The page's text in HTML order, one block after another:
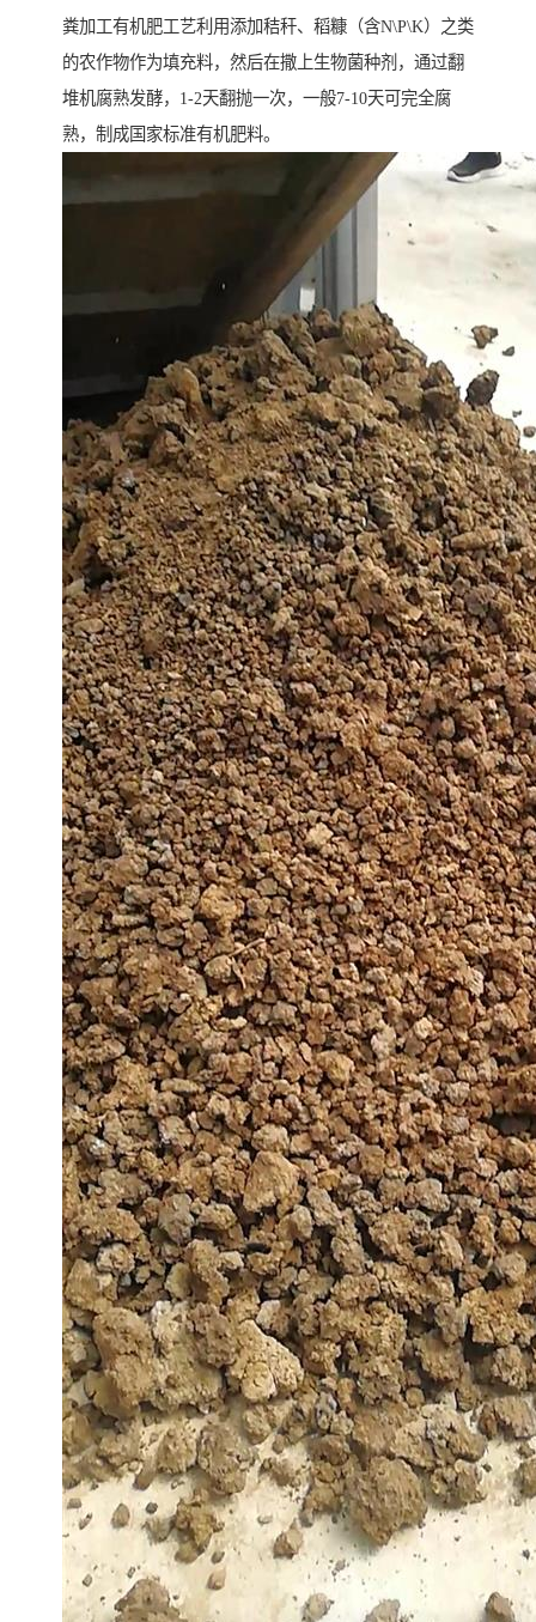
粪加工有机肥工艺利用添加秸秆、稻糠（含N\P\K）之类
的农作物作为填充料，然后在撒上生物菌种剂，通过翻
堆机腐熟发酵，1-2天翻抛一次，一般7-10天可完全腐
熟，制成国家标准有机肥料。